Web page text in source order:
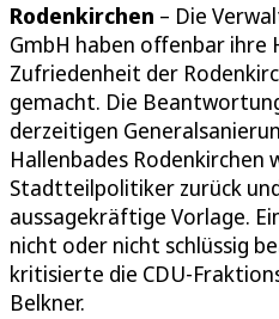
Rodenkirchen – Die
GmbH haben offenbar ihre
Zufriedenheit der
gemacht. Die
derzeitigen
Hallenbades Rodenkirchen
Stadtteilpolitiker zurück
aussagekräftige Vorlage.
nicht oder nicht schlüssig
kritisierte die CDU-
Belkner.